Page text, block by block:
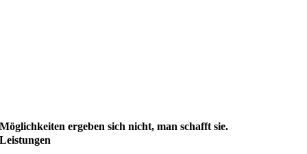
Möglichkeiten ergeben sich nicht, man schafft sie.
Leistungen